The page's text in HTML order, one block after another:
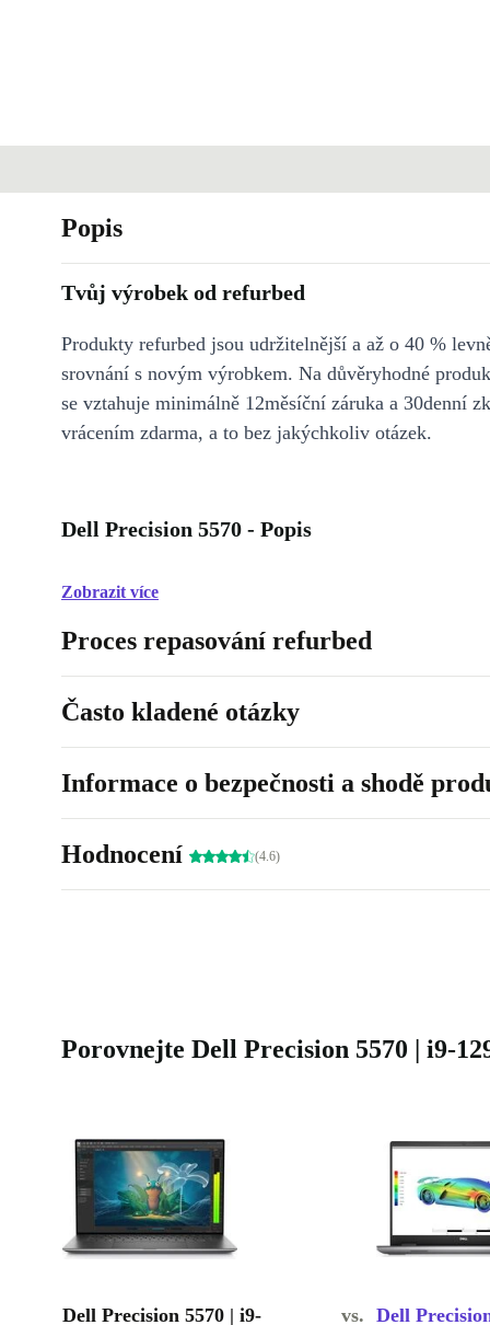
Popis
Tvůj výrobek od refurbed
Produkty refurbed jsou udržitelnější a až o 40 %
srovnání s novým výrobkem. Na důvěryhodné
se vztahuje minimálně 12měsíční záruka a 30denní
vrácením zdarma, a to bez jakýchkoliv otázek.
Dell Precision 5570 - Popis
Zobrazit více
Proces repasování refurbed
Často kladené otázky
Informace o bezpečnosti a shodě
Hodnocení (4.6)
Porovnejte Dell Precision 5570 | i9-
Dell Precision 5570 | i9- vs. Dell